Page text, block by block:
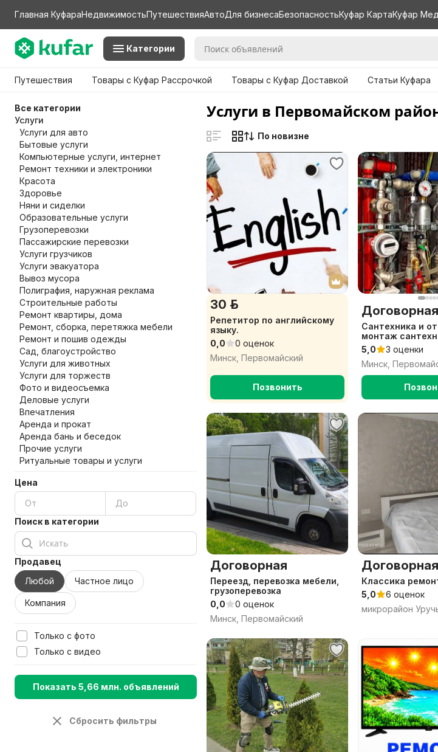
Главная КуфараНедвижимостьПутешествияАвтоДля бизнесаБезопасностьКуфар КартаКуфар
Категории
Путешествия Товары с Куфар Рассрочкой Товары с Куфар Доставкой Статьи Куфара
Все категории
Услуги
Услуги для авто
Бытовые услуги
Компьютерные услуги, интернет
Ремонт техники и электроники
Красота
Здоровье
Няни и сиделки
Образовательные услуги
Грузоперевозки
Пассажирские перевозки
Услуги грузчиков
Услуги эвакуатора
Вывоз мусора
Полиграфия, наружная реклама
Строительные работы
Ремонт квартиры, дома
Ремонт, сборка, перетяжка мебели
Ремонт и пошив одежды
Сад, благоустройство
Услуги для животных
Услуги для торжеств
Фото и видеосъемка
Деловые услуги
Впечатления
Аренда и прокат
Аренда бань и беседок
Прочие услуги
Ритуальные товары и услуги
Цена
Поиск в категории
Продавец
Любой
Частное лицо
Компания
Только с фото
Только с видео
Показать 5,66 млн. объявлений
Сбросить фильтры
Услуги в Первомайском
По новизне
30 р.
Репетитор по английскому
языку.
0,0
0 оценок
Минск, Первомайский
Позвонить
Договорная
Сантехника и
монтаж
5,0
3 оценки
Минск,
Договорная
Переезд, перевозка мебели,
грузоперевозка
0,0
0 оценок
Минск, Первомайский
Договорная
Классика
5,0
6 оценок